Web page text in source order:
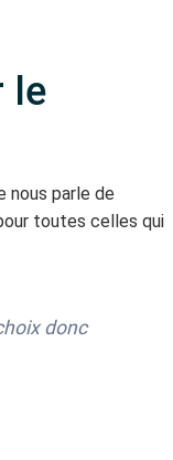
le
nous parle de
toutes celles qui
donc